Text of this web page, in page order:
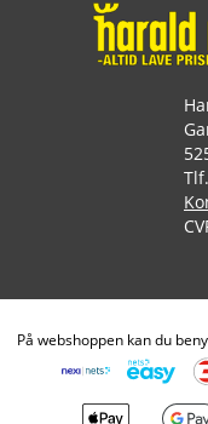
På webshoppen kan du